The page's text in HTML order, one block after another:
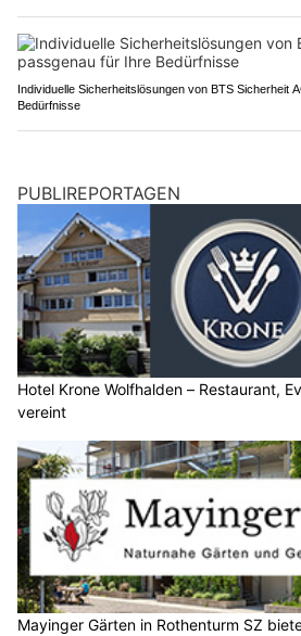
Individuelle Sicherheitslösungen von BTS Sicherheit
Bedürfnisse
PUBLIREPORTAGEN
Hotel Krone Wolfhalden – Restaurant,
vereint
Mayinger Gärten in Rothenturm SZ